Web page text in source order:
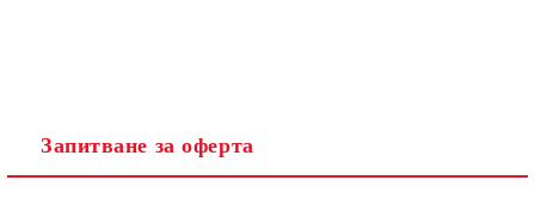
Запитване за оферта